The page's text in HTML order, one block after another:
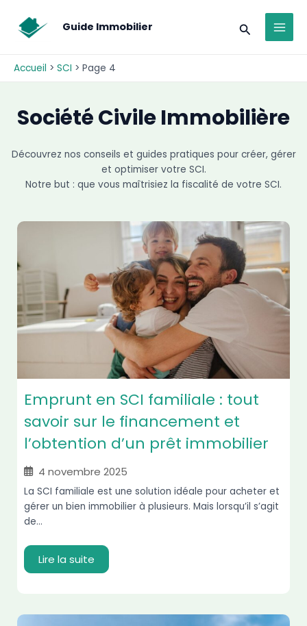
contenu
Guide Immobilier
Accueil SCI Page 4
Société Civile Immobilière
Découvrez nos conseils et guides pratiques pour créer, gérer
et optimiser votre SCI.
Notre but : que vous maîtrisiez la fiscalité de votre SCI.
Emprunt en SCI familiale : tout
savoir sur le financement et
l’obtention d’un prêt immobilier
4 novembre 2025
La SCI familiale est une solution idéale pour acheter et
gérer un bien immobilier à plusieurs. Mais lorsqu’il s’agit
de...
Lire la suite